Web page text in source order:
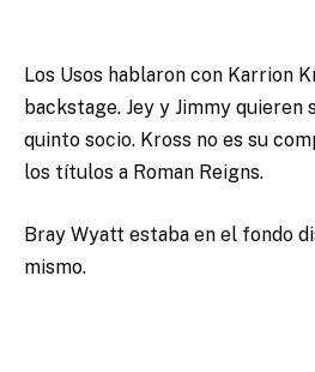
Los Usos hablaron con Karrion
backstage. Jey y Jimmy quieren
quinto socio. Kross no es su
los títulos a Roman Reigns.
Bray Wyatt estaba en el fondo
mismo.